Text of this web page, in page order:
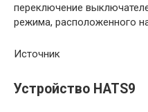
переключение
режима, расположенного
Источник
Устройство HATS9